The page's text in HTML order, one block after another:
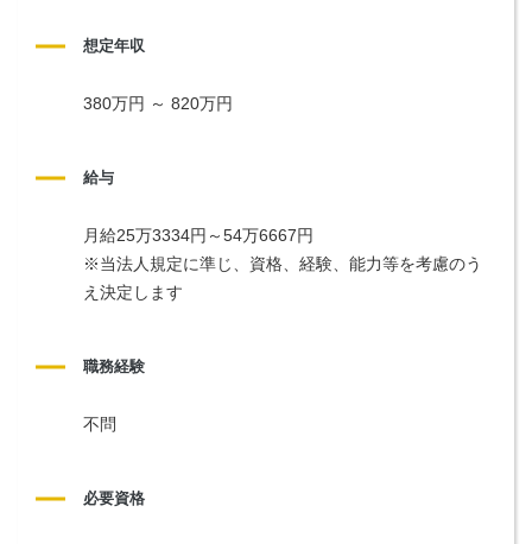
想定年収
380万円 ～ 820万円
給与
月給25万3334円～54万6667円
※当法人規定に準じ、資格、経験、能力等を考慮のう
え決定します
職務経験
不問
必要資格